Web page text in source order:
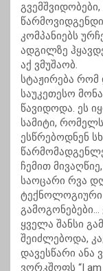
კომპანიებს
ადგილზე
აქ ვმუშაობ.
სტაჟირება
საუკეთესო
წავიდოდა. ეს
სამიტი,
ესწრებოდნენ
ჩემით
საოცარი რვა
ტექნოლოგიური
ყველა შანსი
შეიძლებოდა,
დავესწარი ანა
ვორკშოფს “I am